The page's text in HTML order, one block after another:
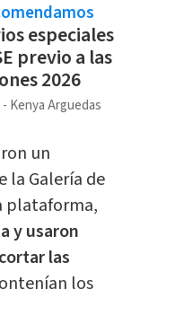
especiales
previo a las
2026
Kenya Arguedas
un
la Galería de
plataforma,
y usaron
las
los